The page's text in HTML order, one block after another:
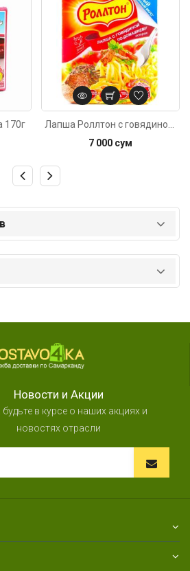
170г
7 000 сум
Новости и Акции
будьте в курсе о наших акциях и
новостях отрасли